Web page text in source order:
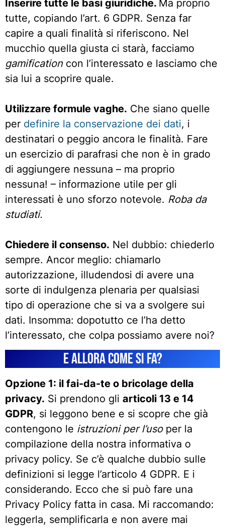
Inserire tutte le basi giuridiche. Ma proprio
tutte, copiando l’art. 6 GDPR. Senza far
capire a quali finalità si riferiscono. Nel
mucchio quella giusta ci starà, facciamo
gamification con l’interessato e lasciamo che
sia lui a scoprire quale.
Utilizzare formule vaghe. Che siano quelle
per definire la conservazione dei dati, i
destinatari o peggio ancora le finalità. Fare
un esercizio di parafrasi che non è in grado
di aggiungere nessuna – ma proprio
nessuna! – informazione utile per gli
interessati è uno sforzo notevole. Roba da
studiati.
Chiedere il consenso. Nel dubbio: chiederlo
sempre. Ancor meglio: chiamarlo
autorizzazione, illudendosi di avere una
sorte di indulgenza plenaria per qualsiasi
tipo di operazione che si va a svolgere sui
dati. Insomma: dopotutto ce l’ha detto
l’interessato, che colpa possiamo avere noi?
E allora come si fa?
Opzione 1: il fai-da-te o bricolage della
privacy. Si prendono gli articoli 13 e 14
GDPR, si leggono bene e si scopre che già
contengono le istruzioni per l’usoper la
compilazione della nostra informativa o
privacy policy. Se c’è qualche dubbio sulle
definizioni si legge l’articolo 4 GDPR. E i
considerando. Ecco che si può fare una
Privacy Policy fatta in casa. Mi raccomando:
leggerla, semplificarla e non avere mai